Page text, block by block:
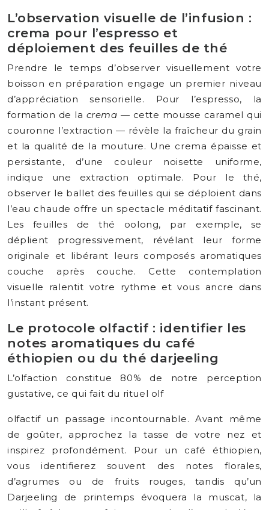
L’observation visuelle de l’infusion :
crema pour l’espresso et
déploiement des feuilles de thé
Prendre le temps d’observer visuellement votre
boisson en préparation engage un premier niveau
d’appréciation sensorielle. Pour l’espresso, la
formation de la crema — cette mousse caramel qui
couronne l’extraction — révèle la fraîcheur du grain
et la qualité de la mouture. Une crema épaisse et
persistante, d’une couleur noisette uniforme,
indique une extraction optimale. Pour le thé,
observer le ballet des feuilles qui se déploient dans
l’eau chaude offre un spectacle méditatif fascinant.
Les feuilles de thé oolong, par exemple, se
déplient progressivement, révélant leur forme
originale et libérant leurs composés aromatiques
couche après couche. Cette contemplation
visuelle ralentit votre rythme et vous ancre dans
l’instant présent.
Le protocole olfactif : identifier les
notes aromatiques du café
éthiopien ou du thé darjeeling
L’olfaction constitue 80% de notre perception
gustative, ce qui fait du rituel olf
olfactif un passage incontournable. Avant même
de goûter, approchez la tasse de votre nez et
inspirez profondément. Pour un café éthiopien,
vous identifierez souvent des notes florales,
d’agrumes ou de fruits rouges, tandis qu’un
Darjeeling de printemps évoquera la muscat, la